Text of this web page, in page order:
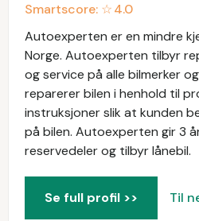
Smartscore: ☆4.0
Autoexperten er en mindre
Norge. Autoexperten tilbyr
og service på alle bilmerker
reparerer bilen i henhold til
instruksjoner slik at kunden
på bilen. Autoexperten gir 3
reservedeler og tilbyr lånebil.
Se full profil >> Til